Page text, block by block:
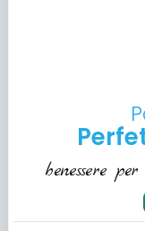
benessere